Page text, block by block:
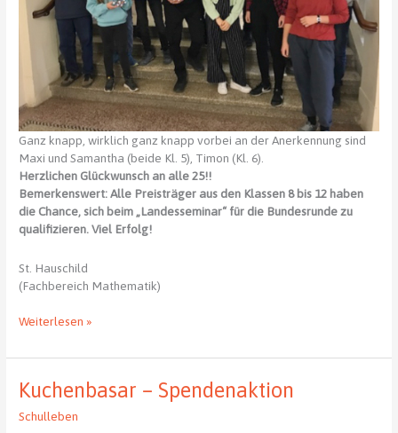
Ganz knapp, wirklich ganz knapp vorbei an der Anerkennung sind
Maxi und Samantha (beide Kl. 5), Timon (Kl. 6).
Herzlichen Glückwunsch an alle 25!!
Bemerkenswert: Alle Preisträger aus den Klassen 8 bis 12 haben
die Chance, sich beim „Landesseminar“ für die Bundesrunde zu
qualifizieren. Viel Erfolg!
St. Hauschild
(Fachbereich Mathematik)
Landesrunde
61.
Weiterlesen »
Kuchenbasar – Spendenaktion
Schulleben